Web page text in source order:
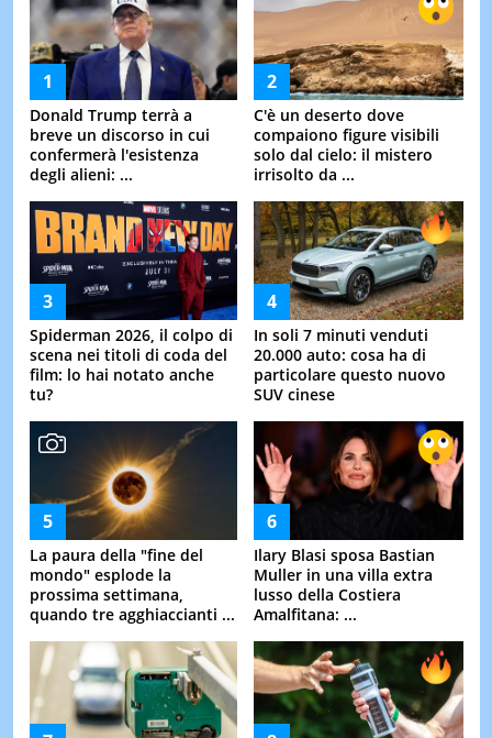
Donald Trump terrà a
breve un discorso in cui
confermerà l'esistenza
degli alieni: ...
C'è un deserto dove
compaiono figure visibili
solo dal cielo: il mistero
irrisolto da ...
Spiderman 2026, il colpo di
scena nei titoli di coda del
film: lo hai notato anche
tu?
In soli 7 minuti venduti
20.000 auto: cosa ha di
particolare questo nuovo
SUV cinese
La paura della "fine del
mondo" esplode la
prossima settimana,
quando tre agghiaccianti ...
Ilary Blasi sposa Bastian
Muller in una villa extra
lusso della Costiera
Amalfitana: ...